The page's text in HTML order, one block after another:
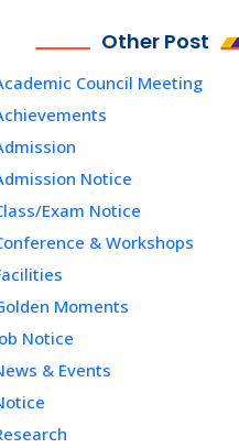
Other Post
Council Meeting
Notice
Exam Notice
& Workshops
Moments
Notice
& Events